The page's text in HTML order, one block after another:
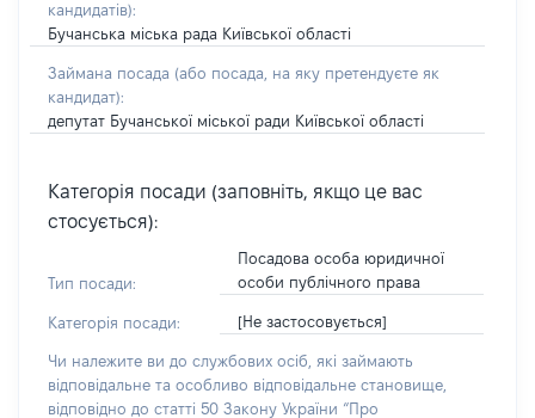
кандидатів):
Бучанська міська рада Київської області
Займана посада (або посада, на яку претендуєте як
кандидат):
депутат Бучанської міської ради Київської області
Категорія посади (заповніть, якщо це вас
стосується):
Тип посади:
Посадова особа юридичної
особи публічного права
Категорія посади: [Не застосовується]
Чи належите ви до службових осіб, які займають
відповідальне та особливо відповідальне становище,
відповідно до статті 50 Закону України “Про